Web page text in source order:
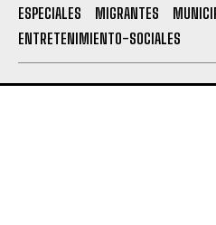
ESPECIALES MIGRANTES
ENTRETENIMIENTO-SOCIALES